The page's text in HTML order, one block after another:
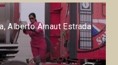
Alberto Arnaut Estrada